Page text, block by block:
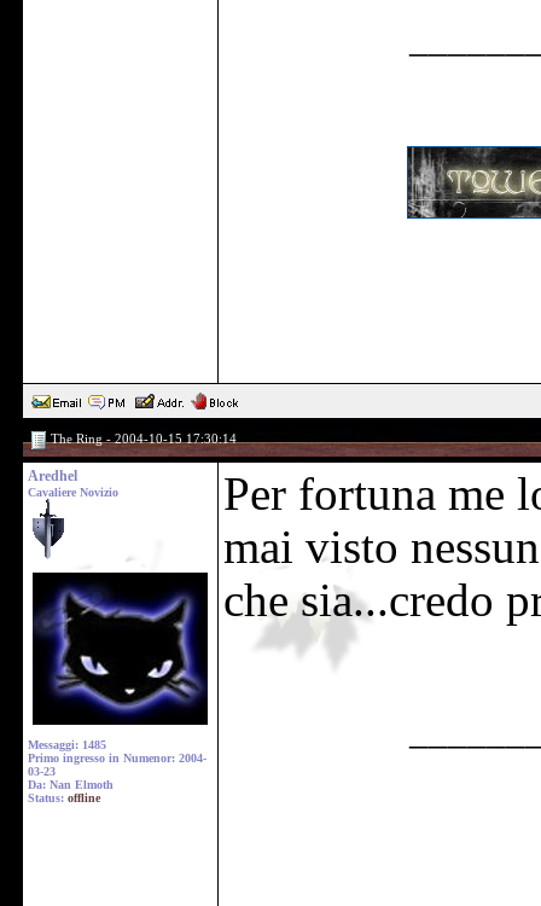
The Ring - 2004-10-15 17:30:14
Aredhel
Cavaliere Novizio
Messaggi: 1485
Primo ingresso in Numenor: 2004-
03-23
Da: Nan Elmoth
Status: offline
Per fortuna me
mai visto
che sia...credo